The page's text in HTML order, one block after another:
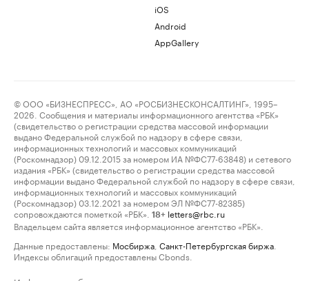
iOS
Android
AppGallery
© ООО «БИЗНЕСПРЕСС», АО «РОСБИЗНЕСКОНСАЛТИНГ», 1995–
2026. Сообщения и материалы информационного агентства «РБК»
(свидетельство о регистрации средства массовой информации
выдано Федеральной службой по надзору в сфере связи,
информационных технологий и массовых коммуникаций
(Роскомнадзор) 09.12.2015 за номером ИА №ФС77-63848) и сетевого
издания «РБК» (свидетельство о регистрации средства массовой
информации выдано Федеральной службой по надзору в сфере связи,
информационных технологий и массовых коммуникаций
(Роскомнадзор) 03.12.2021 за номером ЭЛ №ФС77-82385)
сопровождаются пометкой «РБК».
18+ letters@rbc.ru
Владельцем сайта является информационное агентство «РБК».
Данные предоставлены: Мосбиржа Санкт-Петербургская биржа
Индексы облигаций предоставлены Cbonds.